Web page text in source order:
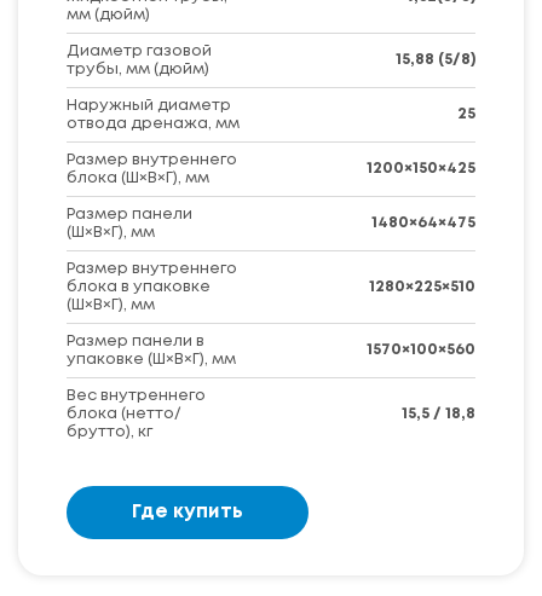
мм (дюйм)
Диаметр газовой
трубы, мм (дюйм)
15,88 (5/8)
Наружный диаметр
отвода дренажа, мм
25
Размер внутреннего
блока (Ш×В×Г), мм
1200×150×425
Размер панели
(Ш×В×Г), мм
1480×64×475
Размер внутреннего
блока в упаковке
(Ш×В×Г), мм
1280×225×510
Размер панели в
упаковке (Ш×В×Г), мм
1570×100×560
Вес внутреннего
блока (нетто/
брутто), кг
15,5 / 18,8
Где купить